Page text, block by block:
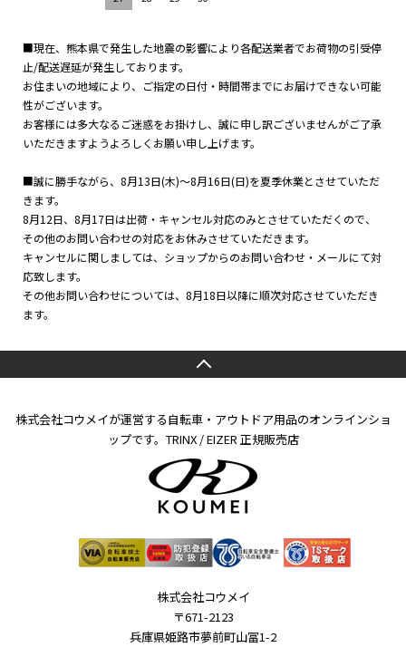
■現在、熊本県で発生した地震の影響により各配送業者でお荷物の引受停
止/配送遅延が発生しております。
お住まいの地域により、ご指定の日付・時間帯までにお届けできない可能
性がございます。
お客様には多大なるご迷惑をお掛けし、誠に申し訳ございませんがご了承
いただきますようよろしくお願い申し上げます。
■誠に勝手ながら、8月13日(木)～8月16日(日)を夏季休業とさせていただ
きます。
8月12日、8月17日は出荷・キャンセル対応のみとさせていただくので、
その他のお問い合わせの対応をお休みさせていただきます。
キャンセルに関しましては、ショップからのお問い合わせ・メールにて対
応致します。
その他お問い合わせについては、8月18日以降に順次対応させていただき
ます。
株式会社コウメイが運営する自転車・アウトドア用品のオンラインショ
ップです。TRINX / EIZER 正規販売店
株式会社コウメイ
〒671-2123
兵庫県姫路市夢前町山冨1-2